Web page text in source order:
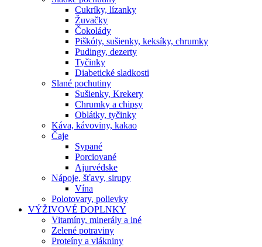
Cukríky, lízanky
Žuvačky
Čokolády
Piškóty, sušienky, keksíky, chrumky
Pudingy, dezerty
Tyčinky
Diabetické sladkosti
Slané pochutiny
Sušienky, Krekery
Chrumky a chipsy
Oblátky, tyčinky
Káva, kávoviny, kakao
Čaje
Sypané
Porciované
Ajurvédske
Nápoje, šťavy, sirupy
Vína
Polotovary, polievky
VÝŽIVOVÉ DOPLNKY
Vitamíny, minerály a iné
Zelené potraviny
Proteíny a vlákniny